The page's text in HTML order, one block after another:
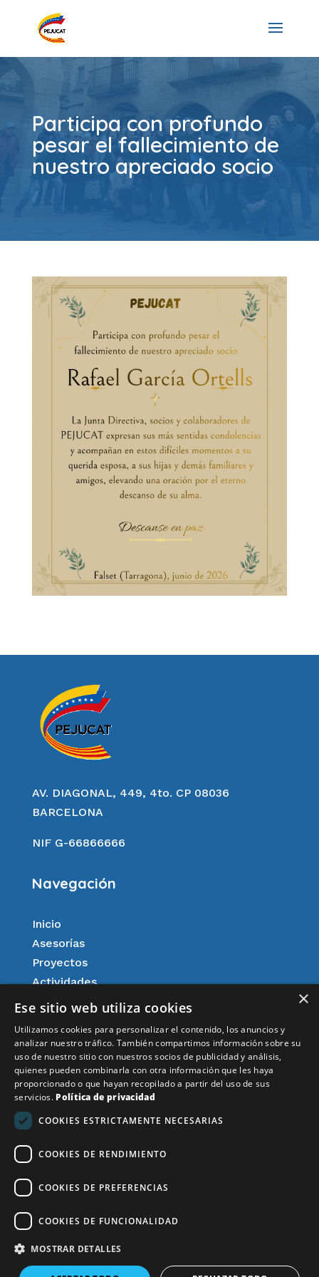
Participa con profundo
pesar el fallecimiento de
nuestro apreciado socio
AV. DIAGONAL, 449, 4to. CP 08036
BARCELONA
NIF G-66866666
Navegación
Inicio
Asesorías
Proyectos
Actividades
Agenda
Aspectos legales
Resultados
Noticias
Aviso Legal
×
Ese sitio web utiliza cookies
Utilizamos cookies para personalizar el contenido, los anuncios y
analizar nuestro tráfico. También compartimos información sobre su
uso de nuestro sitio con nuestros socios de publicidad y análisis,
quienes pueden combinarla con otra información que les haya
proporcionado o que hayan recopilado a partir del uso de sus
servicios. Política de privacidad
COOKIES ESTRICTAMENTE NECESARIAS
COOKIES DE RENDIMIENTO
COOKIES DE PREFERENCIAS
COOKIES DE FUNCIONALIDAD
MOSTRAR DETALLES